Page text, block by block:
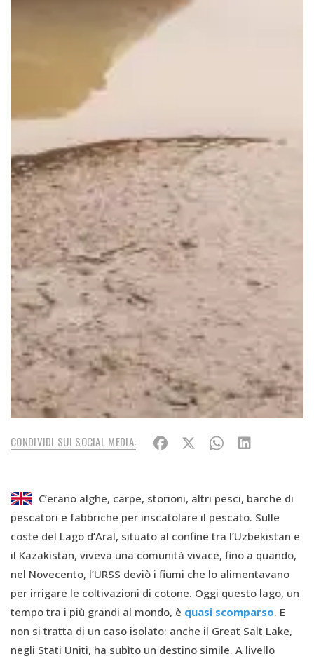
CONDIVIDI SUI SOCIAL MEDIA:
C’erano alghe, carpe, storioni, altri pesci, barche di
pescatori e fabbriche per inscatolare il pescato. Sulle
coste del Lago d’Aral, situato al confine tra l’Uzbekistan e
il Kazakistan, viveva una comunità vivace, fino a quando,
nel Novecento, l’URSS deviò i fiumi che lo alimentavano
per irrigare le coltivazioni di cotone. Oggi questo lago, un
tempo tra i più grandi al mondo, è quasi scomparso. E
non si tratta di un caso isolato: anche il Great Salt Lake,
negli Stati Uniti, ha subìto un destino simile. A livello